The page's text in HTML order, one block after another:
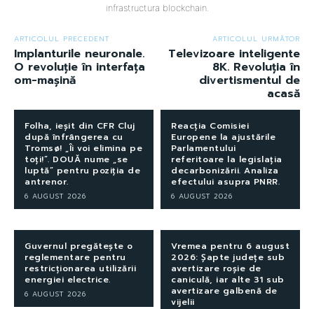
infrastructura blockchain.
ARTICOLUL PRECEDENT
Implanturile neuronale.
O revoluție în interfața
om-mașină
ARTICOLUL URMĂTOR
Televizoare inteligente
8K. Revoluția în
divertismentul de
acasă
Folha, ieșit din CFR Cluj
după înfrângerea cu
Tromsø! „Îi voi elimina pe
toți!”. DOUĂ nume „se
luptă” pentru poziția de
antrenor.
6 AUGUST 2026
Reacția Comisiei
Europene la ajustările
Parlamentului
referitoare la legislația
decarbonizării. Analiza
efectului asupra PNRR.
6 AUGUST 2026
Guvernul pregătește o
reglementare pentru
restricționarea utilizării
energiei electrice.
6 AUGUST 2026
Vremea pentru 6 august
2026: Șapte județe sub
avertizare roșie de
caniculă, iar alte 31 sub
avertizare galbenă de
vijelii